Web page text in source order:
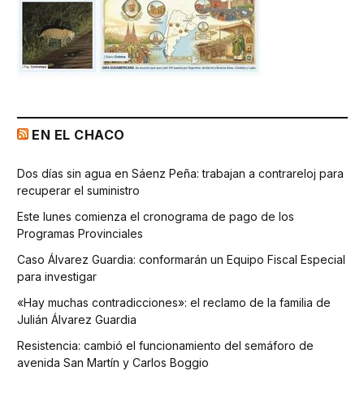
EN EL CHACO
Dos días sin agua en Sáenz Peña: trabajan a contrareloj para
recuperar el suministro
Este lunes comienza el cronograma de pago de los
Programas Provinciales
Caso Álvarez Guardia: conformarán un Equipo Fiscal Especial
para investigar
«Hay muchas contradicciones»: el reclamo de la familia de
Julián Álvarez Guardia
Resistencia: cambió el funcionamiento del semáforo de
avenida San Martín y Carlos Boggio